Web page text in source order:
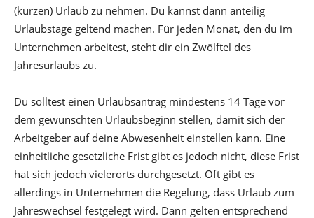
(kurzen) Urlaub zu nehmen. Du kannst dann anteilig
Urlaubstage geltend machen. Für jeden Monat, den du im
Unternehmen arbeitest, steht dir ein Zwölftel des
Jahresurlaubs zu.
Du solltest einen Urlaubsantrag mindestens 14 Tage vor
dem gewünschten Urlaubsbeginn stellen, damit sich der
Arbeitgeber auf deine Abwesenheit einstellen kann. Eine
einheitliche gesetzliche Frist gibt es jedoch nicht, diese Frist
hat sich jedoch vielerorts durchgesetzt. Oft gibt es
allerdings in Unternehmen die Regelung, dass Urlaub zum
Jahreswechsel festgelegt wird. Dann gelten entsprechend